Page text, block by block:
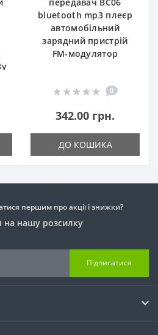
bluetooth mp3 плеєр
автомобільний
зарядний пристрій
FM-модулятор
0
342.00 грн.
ДО КОШИКА
першим про акції і знижки?
на нашу розсилку
Підписатися